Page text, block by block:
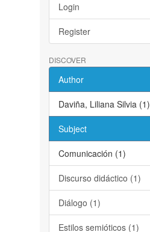
Login
Register
DISCOVER
Author
Daviña, Liliana Silvia (1)
Subject
Comunicación (1)
Discurso didáctico (1)
Diálogo (1)
Estilos semióticos (1)